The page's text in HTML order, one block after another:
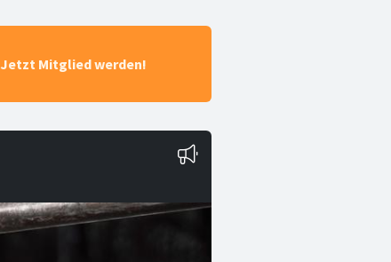
Jetzt Mitglied werden!